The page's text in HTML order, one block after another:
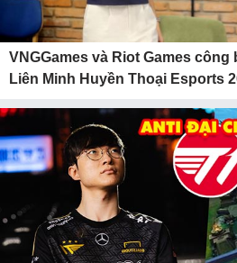
VNGGames và Riot Games
Liên Minh Huyền Thoại Esports